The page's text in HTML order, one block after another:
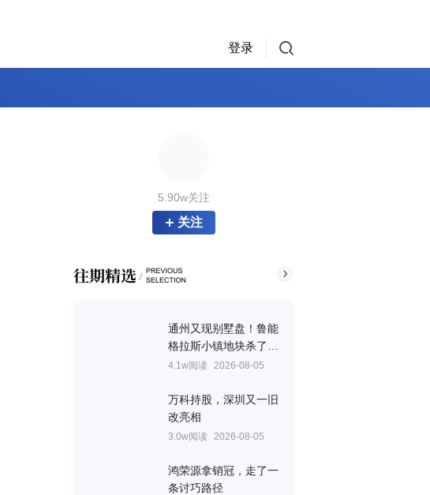
登录
5.90w关注
关注
通州又现别墅盘！鲁能
格拉斯小镇地块杀了个
回马枪，9.96亿起拍
4.1w阅读 2026-08-05
万科持股，深圳又一旧
改亮相
3.0w阅读 2026-08-05
鸿荣源拿销冠，走了一
条讨巧路径